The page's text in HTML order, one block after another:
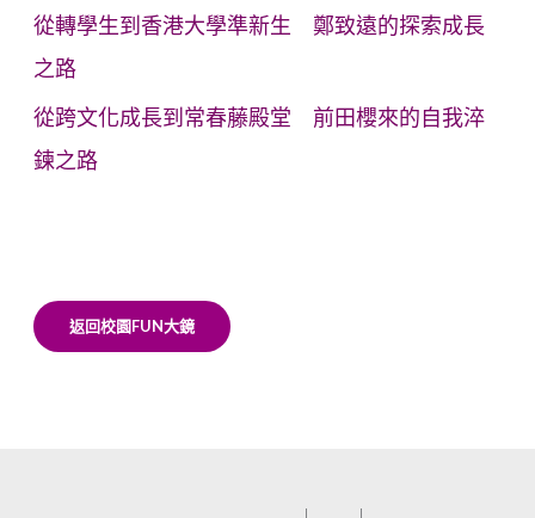
從轉學生到香港大學準新生 鄭致遠的探索成長
之路
從跨文化成長到常春藤殿堂 前田櫻來的自我淬
鍊之路
返回校園FUN大鏡